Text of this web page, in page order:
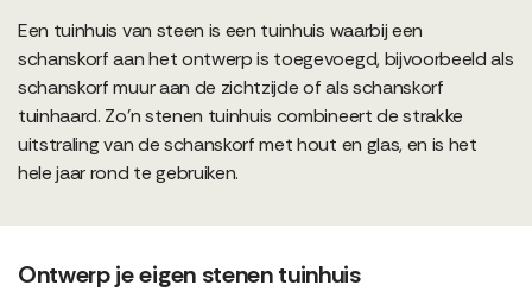
Een tuinhuis van steen is een tuinhuis waarbij een
schanskorf aan het ontwerp is toegevoegd, bijvoorbeeld als
schanskorf muur aan de zichtzijde of als schanskorf
tuinhaard. Zo'n stenen tuinhuis combineert de strakke
uitstraling van de schanskorf met hout en glas, en is het
hele jaar rond te gebruiken.
Ontwerp je eigen stenen tuinhuis